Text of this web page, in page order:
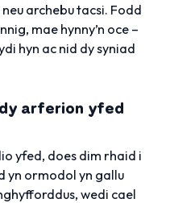
archebu tacsi. Fodd
mae hynny’n oce –
hyn ac nid dy syniad
arferion yfed
yfed, does dim rhaid i
yn ormodol yn gallu
wedi cael